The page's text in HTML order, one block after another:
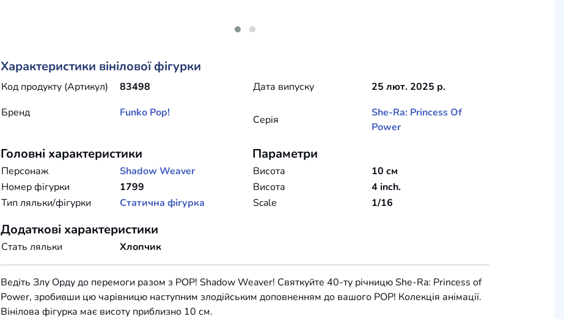
Характеристики вінілової фігурки
Код продукту (Артикул) 83498 Дата випуску
25 лют. 2025 р.
Бренд
Funko Pop!
Серія
She-Ra: Princess Of
Power
Головні характеристики
Персонаж
Shadow Weaver
Номер фігурки
1799
Тип ляльки/фігурки
Статична фігурка
Параметри
Висота
10 см
Висота
4 inch.
Scale
1/16
Додаткові характеристики
Стать ляльки Хлопчик
Ведіть Злу Орду до перемоги разом з POP! Shadow Weaver! Святкуйте 40-ту річницю She-Ra: Princess of
Power, зробивши цю чарівницю наступним злодійським доповненням до вашого POP! Колекція анімації.
Вінілова фігурка має висоту приблизно 10 см.